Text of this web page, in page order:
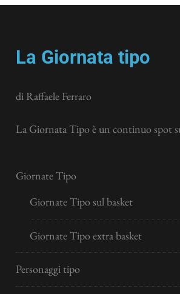
La Giornata tipo
di Raffaele Ferraro
La Giornata Tipo è un continuo spot
Giornate Tipo
Giornate Tipo sul basket
Giornate Tipo extra basket
Personaggi tipo